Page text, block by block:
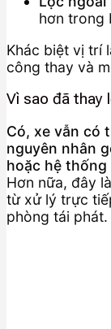
hơn trong
Khác biệt vị trí
công thay và
Vì sao đã thay
Có, xe vẫn có
nguyên nhân
hoặc hệ thống
Hơn nữa, đây
từ xử lý trực
phòng tái phát.